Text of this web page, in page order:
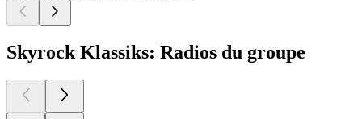
Skyrock Klassiks: Radios du groupe